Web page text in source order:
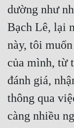
dường như
Bạch Lê, lại
này, tôi
của mình, từ
đánh giá,
thông qua
càng nhiều